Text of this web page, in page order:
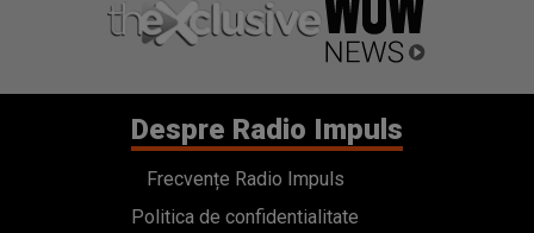
Despre Radio Impuls
Frecvențe Radio Impuls
Politica de confidentialitate